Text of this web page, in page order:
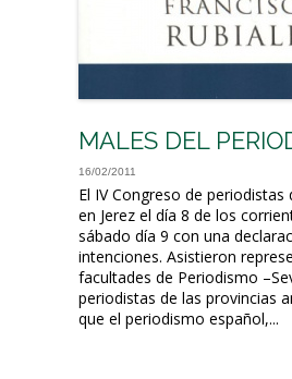
MALES DEL
16/02/2011
El IV Congreso de
en Jerez el día 8 de los
sábado día 9 con una
intenciones. Asistieron
facultades de Periodismo
periodistas de las provincias
que el periodismo español,...